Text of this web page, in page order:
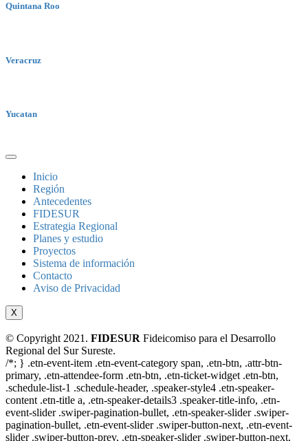
Quintana Roo
Veracruz
Yucatan
Inicio
Región
Antecedentes
FIDESUR
Estrategia Regional
Planes y estudio
Proyectos
Sistema de información
Contacto
Aviso de Privacidad
X
© Copyright 2021. FIDESUR Fideicomiso para el Desarrollo
Regional del Sur Sureste.
/*; } .etn-event-item .etn-event-category span, .etn-btn, .attr-btn-
primary, .etn-attendee-form .etn-btn, .etn-ticket-widget .etn-btn,
.schedule-list-1 .schedule-header, .speaker-style4 .etn-speaker-
content .etn-title a, .etn-speaker-details3 .speaker-title-info, .etn-
event-slider .swiper-pagination-bullet, .etn-speaker-slider .swiper-
pagination-bullet, .etn-event-slider .swiper-button-next, .etn-event-
slider .swiper-button-prev, .etn-speaker-slider .swiper-button-next,